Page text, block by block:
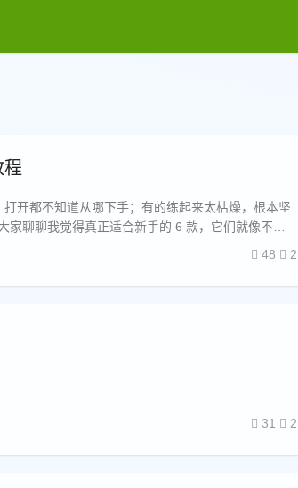
程
开都不知道从哪下手；有的练起来太枯燥，根本坚
聊聊我觉得真正适合新手的 6 款，它们就像不同
48 2
31 2